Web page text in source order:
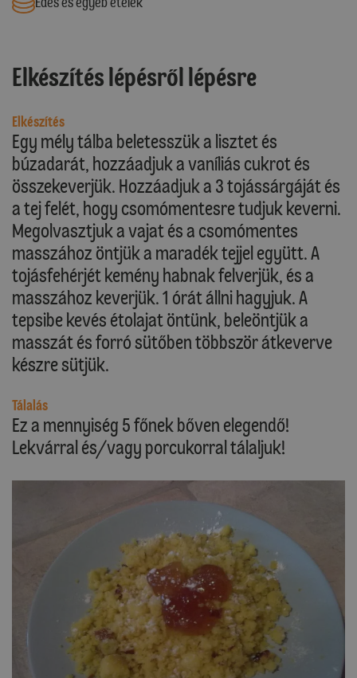
Elkészítés lépésről lépésre
Elkészítés
Egy mély tálba beletesszük a lisztet és
búzadarát, hozzáadjuk a vaníliás cukrot és
összekeverjük. Hozzáadjuk a 3 tojássárgáját és
a tej felét, hogy csomómentesre tudjuk keverni.
Megolvasztjuk a vajat és a csomómentes
masszához öntjük a maradék tejjel együtt. A
tojásfehérjét kemény habnak felverjük, és a
masszához keverjük. 1 órát állni hagyjuk. A
tepsibe kevés étolajat öntünk, beleöntjük a
masszát és forró sütőben többször átkeverve
készre sütjük.
Tálalás
Ez a mennyiség 5 főnek bőven elegendő!
Lekvárral és/vagy porcukorral tálaljuk!